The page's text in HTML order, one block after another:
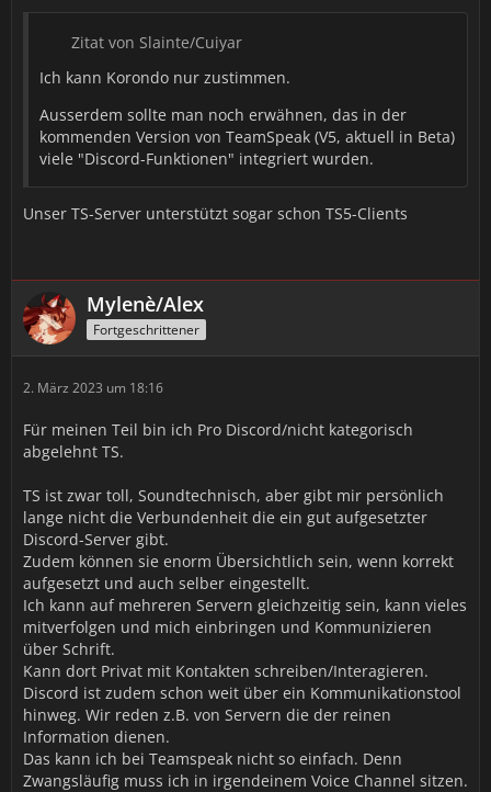
Zitat von Slainte/Cuiyar
Ich kann Korondo nur zustimmen.
Ausserdem sollte man noch erwähnen, das in der
kommenden Version von TeamSpeak (V5, aktuell in Beta)
viele "Discord-Funktionen" integriert wurden.
Unser TS-Server unterstützt sogar schon TS5-Clients
Mylenè/Alex
Fortgeschrittener
2. März 2023 um 18:16
Für meinen Teil bin ich Pro Discord/nicht kategorisch
abgelehnt TS.
TS ist zwar toll, Soundtechnisch, aber gibt mir persönlich
lange nicht die Verbundenheit die ein gut aufgesetzter
Discord-Server gibt.
Zudem können sie enorm Übersichtlich sein, wenn korrekt
aufgesetzt und auch selber eingestellt.
Ich kann auf mehreren Servern gleichzeitig sein, kann vieles
mitverfolgen und mich einbringen und Kommunizieren
über Schrift.
Kann dort Privat mit Kontakten schreiben/Interagieren.
Discord ist zudem schon weit über ein Kommunikationstool
hinweg. Wir reden z.B. von Servern die der reinen
Information dienen.
Das kann ich bei Teamspeak nicht so einfach. Denn
Zwangsläufig muss ich in irgendeinem Voice Channel sitzen.